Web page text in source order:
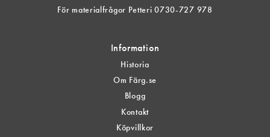
För materialfrågor Petteri 0730-727 978
Information
Historia
Om Färg.se
Blogg
Kontakt
Köpvillkor